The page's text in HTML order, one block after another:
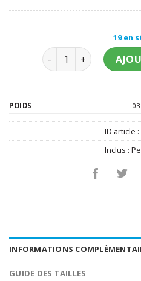
19 en
quantité de Perruque
POIDS
ID article :
Inclus :
INFORMATIONS
GUIDE DES TAILLES